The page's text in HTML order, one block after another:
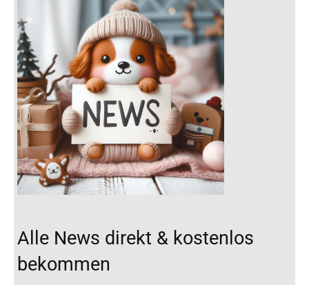
Alle News direkt & kostenlos
bekommen